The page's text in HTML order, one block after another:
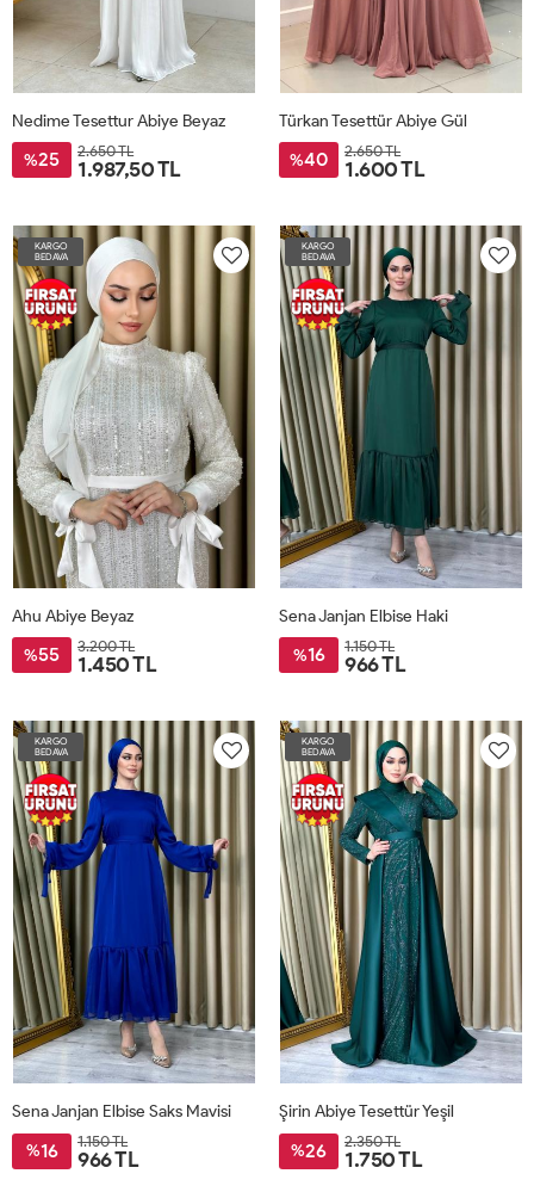
Nedime Tesettur Abiye Beyaz
%25 2.650 TL
1.987,50 TL
Türkan Tesettür Abiye Gül
%40 2.650 TL
1.600 TL
KARGO
BEDAVA
Ahu Abiye Beyaz
%55 3.200 TL
1.450 TL
KARGO
BEDAVA
Sena Janjan Elbise Haki
%16 1.150 TL
966 TL
KARGO
BEDAVA
Sena Janjan Elbise Saks Mavisi
%16 1.150 TL
966 TL
KARGO
BEDAVA
Şirin Abiye Tesettür Yeşil
%26 2.350 TL
1.750 TL